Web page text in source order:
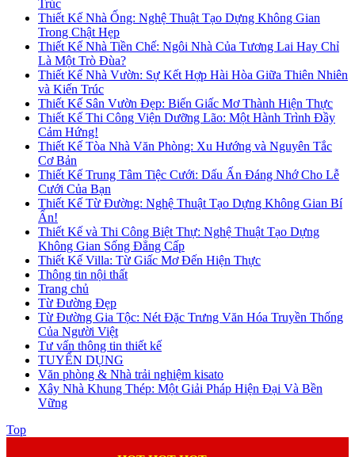
Trúc
Thiết Kế Nhà Ống: Nghệ Thuật Tạo Dựng Không Gian
Trong Chật Hẹp
Thiết Kế Nhà Tiền Chế: Ngôi Nhà Của Tương Lai Hay Chỉ
Là Một Trò Đùa?
Thiết Kế Nhà Vườn: Sự Kết Hợp Hài Hòa Giữa Thiên Nhiên
và Kiến Trúc
Thiết Kế Sân Vườn Đẹp: Biến Giấc Mơ Thành Hiện Thực
Thiết Kế Thi Công Viện Dưỡng Lão: Một Hành Trình Đầy
Cảm Hứng!
Thiết Kế Tòa Nhà Văn Phòng: Xu Hướng và Nguyên Tắc
Cơ Bản
Thiết Kế Trung Tâm Tiệc Cưới: Dấu Ấn Đáng Nhớ Cho Lễ
Cưới Của Bạn
Thiết Kế Từ Đường: Nghệ Thuật Tạo Dựng Không Gian Bí
Ẩn!
Thiết Kế và Thi Công Biệt Thự: Nghệ Thuật Tạo Dựng
Không Gian Sống Đẳng Cấp
Thiết Kế Villa: Từ Giấc Mơ Đến Hiện Thực
Thông tin nội thất
Trang chủ
Từ Đường Đẹp
Từ Đường Gia Tộc: Nét Đặc Trưng Văn Hóa Truyền Thống
Của Người Việt
Tư vấn thông tin thiết kế
TUYỂN DỤNG
Văn phòng & Nhà trải nghiệm kisato
Xây Nhà Khung Thép: Một Giải Pháp Hiện Đại Và Bền
Vững
Top